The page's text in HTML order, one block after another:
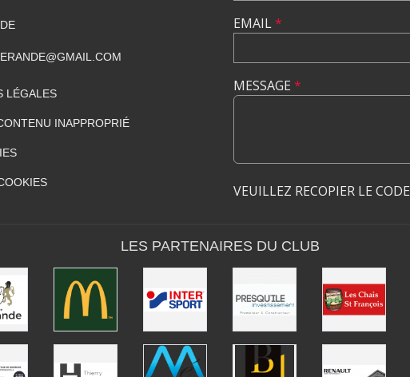
LÉGALES
INAPPROPRIÉ
EMAIL*
MESSAGE *
VEUILLEZ RECOPIER LE CODE
LES PARTENAIRES DU CLUB